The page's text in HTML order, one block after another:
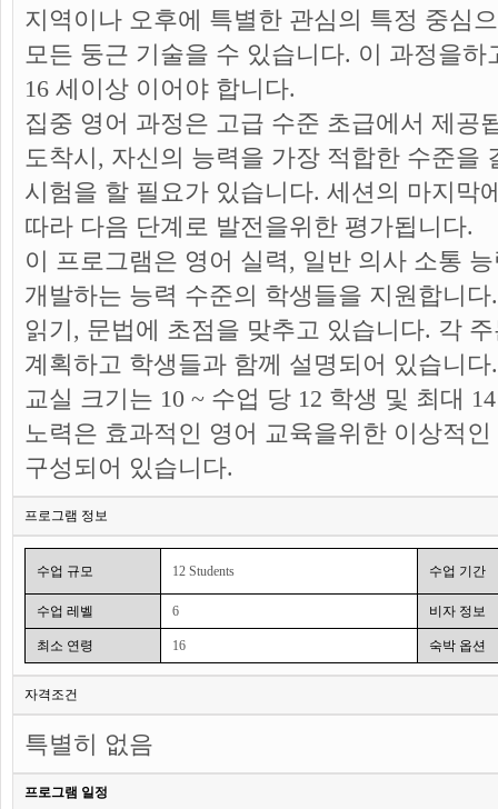
지역이나 오후에 특별한 관심의 특정 중심
모든 둥근 기술을 수 있습니다. 이 과정을
16 세이상 이어야 합니다.
집중 영어 과정은 고급 수준 초급에서 제공
도착시, 자신의 능력을 가장 적합한 수준을
시험을 할 필요가 있습니다. 세션의 마지막
따라 다음 단계로 발전을위한 평가됩니다.
이 프로그램은 영어 실력, 일반 의사 소통
개발하는 능력 수준의 학생들을 지원합니
읽기, 문법에 초점을 맞추고 있습니다. 각
계획하고 학생들과 함께 설명되어 있습니다.
교실 크기는 10 ~ 수업 당 12 학생 및 최대
노력은 효과적인 영어 교육을위한 이상적
구성되어 있습니다.
프로그램 정보
수업 규모 12 Students 수업 기간
수업 레벨 6 비자 정보
최소 연령 16 숙박 옵션
자격조건
특별히 없음
프로그램 일정